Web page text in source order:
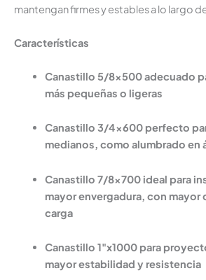
mantengan firmes y estables a lo largo
Características
Canastillo 5/8x500 adecuado
más pequeñas o ligeras
Canastillo 3/4x600 perfecto
medianos, como alumbrado en
Canastillo 7/8x700 ideal para
mayor envergadura, con mayor
carga
Canastillo 1"x1000 para
mayor estabilidad y resistencia